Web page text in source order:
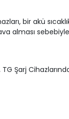
bir akü
alması
Şarj